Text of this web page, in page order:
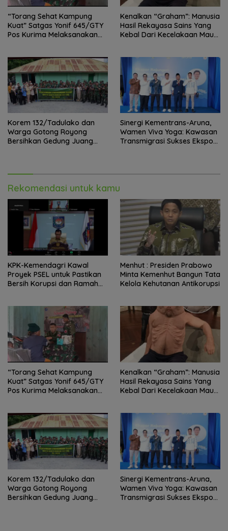
“Torang Sehat Kampung
Kuat” Satgas Yonif 645/GTY
Pos Kurima Melaksanakan
Kenalkan “Graham”: Manusia
Hasil Rekayasa Sains Yang
Kebal Dari Kecelakaan Maut
Korem 132/Tadulako dan
Warga Gotong Royong
Bersihkan Gedung Juang
Sinergi Kementrans-Aruna,
Wamen Viva Yoga: Kawasan
Transmigrasi Sukses Ekspor
Rekomendasi untuk kamu
KPK-Kemendagri Kawal
Proyek PSEL untuk Pastikan
Bersih Korupsi dan Ramah
Menhut : Presiden Prabowo
Minta Kemenhut Bangun Tata
Kelola Kehutanan Antikorupsi
“Torang Sehat Kampung
Kuat” Satgas Yonif 645/GTY
Pos Kurima Melaksanakan
Kenalkan “Graham”: Manusia
Hasil Rekayasa Sains Yang
Kebal Dari Kecelakaan Maut
Korem 132/Tadulako dan
Warga Gotong Royong
Bersihkan Gedung Juang
Sinergi Kementrans-Aruna,
Wamen Viva Yoga: Kawasan
Transmigrasi Sukses Ekspor